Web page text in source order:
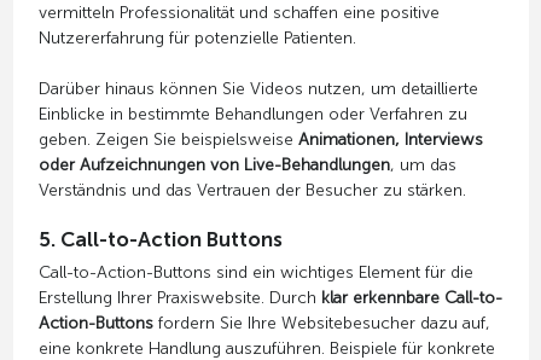
vermitteln Professionalität und schaffen eine positive
Nutzererfahrung für potenzielle Patienten.
Darüber hinaus können Sie Videos nutzen, um detaillierte
Einblicke in bestimmte Behandlungen oder Verfahren zu
geben. Zeigen Sie beispielsweise Animationen, Interviews
oder Aufzeichnungen von Live-Behandlungen, um das
Verständnis und das Vertrauen der Besucher zu stärken.
5. Call-to-Action Buttons
Call-to-Action-Buttons sind ein wichtiges Element für die
Erstellung Ihrer Praxiswebsite. Durch klar erkennbare Call-to-
Action-Buttonsfordern Sie Ihre Websitebesucher dazu auf,
eine konkrete Handlung auszuführen. Beispiele für konkrete